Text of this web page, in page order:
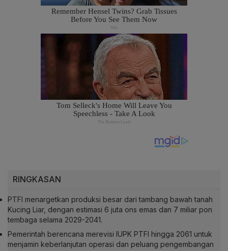
RINGKASAN
PTFI menargetkan produksi besar dari tambang bawah tanah
Kucing Liar, dengan estimasi 6 juta ons emas dan 7 miliar pon
tembaga selama 2029-2041.
Pemerintah berencana merevisi IUPK PTFI hingga 2061 untuk
menjamin keberlanjutan operasi dan peluang pengembangan